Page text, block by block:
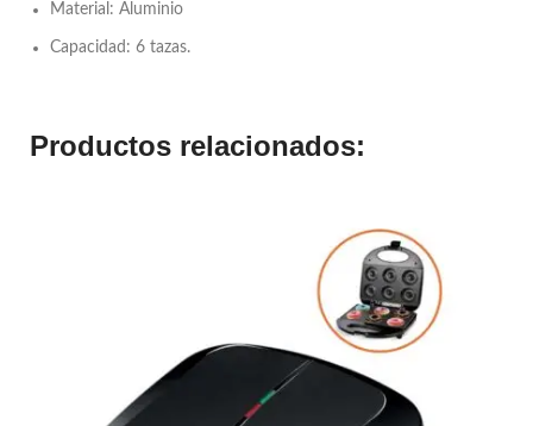
Material: Aluminio
Capacidad: 6 tazas.
Productos relacionados: